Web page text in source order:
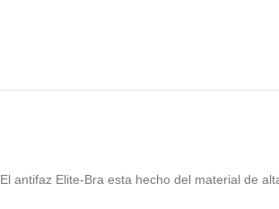
El antifaz Elite-Bra esta hecho del material de